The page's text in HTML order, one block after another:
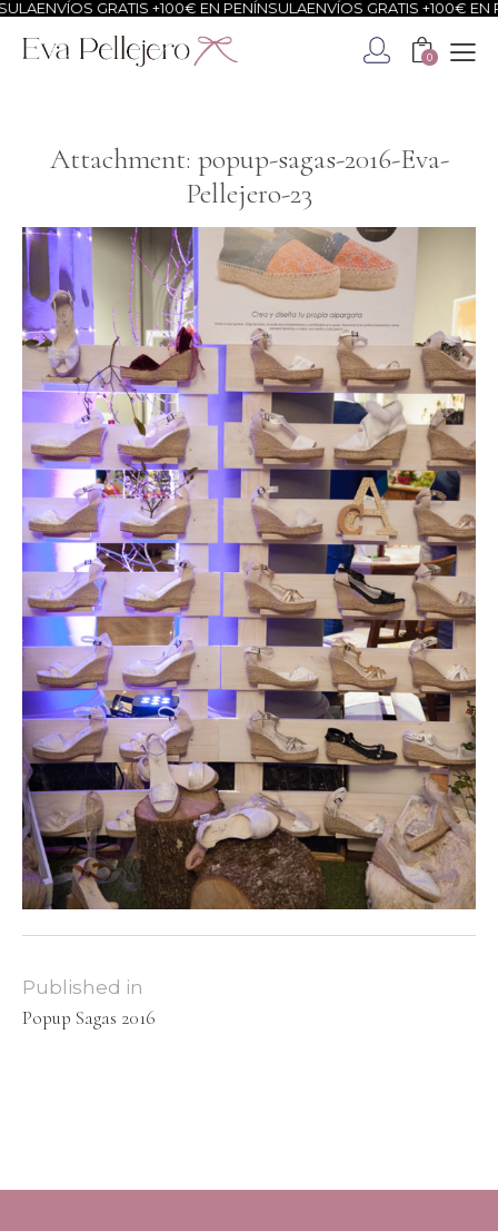
ENVÍOS GRATIS +100€ EN PENÍNSULAENVÍOS GRATIS +100€ EN
0
Attachment: popup-sagas-2016-Eva-
Pellejero-23
Published in
Popup Sagas 2016